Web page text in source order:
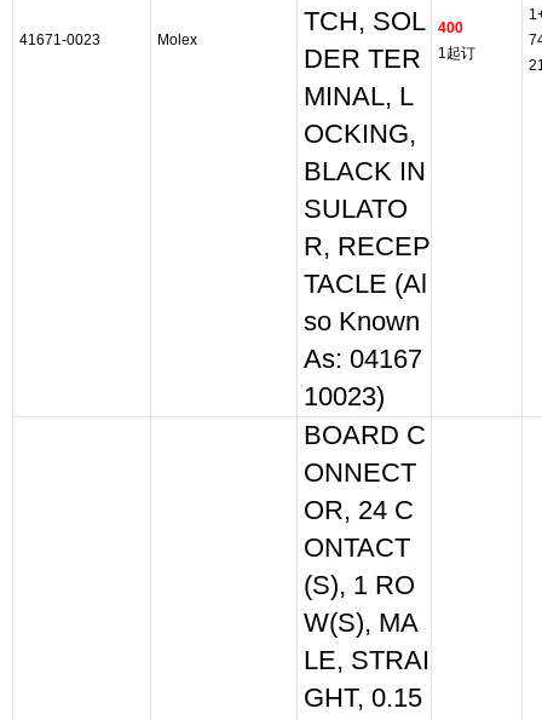
41671-0023 Molex
TCH, SOL
DER TER
MINAL, L
OCKING,
BLACK IN
SULATO
R, RECEP
TACLE (Al
so Known
As: 04167
10023)
400
1起订
BOARD C
ONNECT
OR, 24 C
ONTACT
(S), 1 RO
W(S), MA
LE, STRAI
GHT, 0.15